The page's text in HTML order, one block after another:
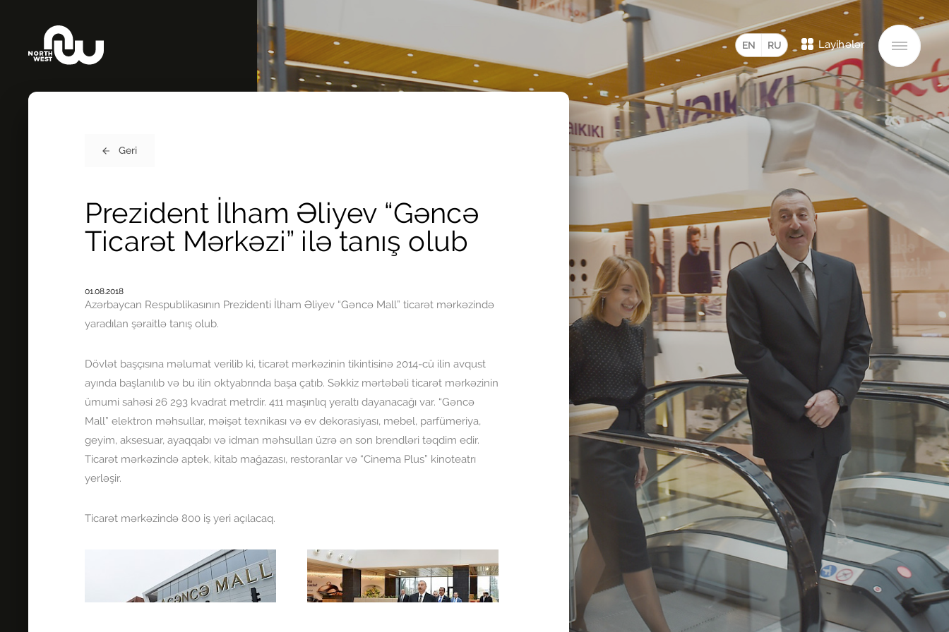
Layihələr
EN RU
Geri
Prezident İlham Əliyev “Gəncə
Ticarət Mərkəzi” ilə tanış olub
01.08.2018
Azərbaycan Respublikasının Prezidenti İlham Əliyev “Gəncə Mall” ticarət mərkəzində
yaradılan şəraitlə tanış olub.
Dövlət başçısına məlumat verilib ki, ticarət mərkəzinin tikintisinə 2014-cü ilin avqust
ayında başlanılıb və bu ilin oktyabrında başa çatıb. Səkkiz mərtəbəli ticarət mərkəzinin
ümumi sahəsi 26 293 kvadrat metrdir. 411 maşınlıq yeraltı dayanacağı var. “Gəncə
Mall” elektron məhsullar, məişət texnikası və ev dekorasiyası, mebel, parfümeriya,
geyim, aksesuar, ayaqqabı və idman məhsulları üzrə ən son brendləri təqdim edir.
Ticarət mərkəzində aptek, kitab mağazası, restoranlar və “Cinema Plus” kinoteatrı
yerləşir.
Ticarət mərkəzində 800 iş yeri açılacaq.